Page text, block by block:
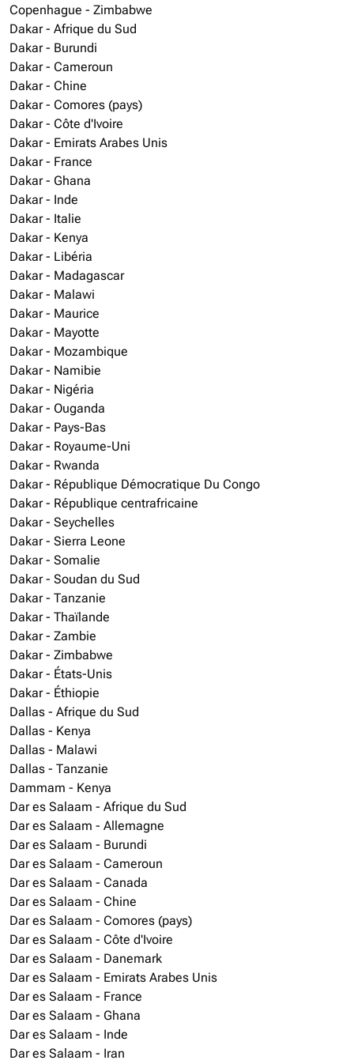
Copenhague - Zimbabwe
Dakar - Afrique du Sud
Dakar - Burundi
Dakar - Cameroun
Dakar - Chine
Dakar - Comores (pays)
Dakar - Côte d'Ivoire
Dakar - Emirats Arabes Unis
Dakar - France
Dakar - Ghana
Dakar - Inde
Dakar - Italie
Dakar - Kenya
Dakar - Libéria
Dakar - Madagascar
Dakar - Malawi
Dakar - Maurice
Dakar - Mayotte
Dakar - Mozambique
Dakar - Namibie
Dakar - Nigéria
Dakar - Ouganda
Dakar - Pays-Bas
Dakar - Royaume-Uni
Dakar - Rwanda
Dakar - République Démocratique Du Congo
Dakar - République centrafricaine
Dakar - Seychelles
Dakar - Sierra Leone
Dakar - Somalie
Dakar - Soudan du Sud
Dakar - Tanzanie
Dakar - Thaïlande
Dakar - Zambie
Dakar - Zimbabwe
Dakar - États-Unis
Dakar - Éthiopie
Dallas - Afrique du Sud
Dallas - Kenya
Dallas - Malawi
Dallas - Tanzanie
Dammam - Kenya
Dar es Salaam - Afrique du Sud
Dar es Salaam - Allemagne
Dar es Salaam - Burundi
Dar es Salaam - Cameroun
Dar es Salaam - Canada
Dar es Salaam - Chine
Dar es Salaam - Comores (pays)
Dar es Salaam - Côte d'Ivoire
Dar es Salaam - Danemark
Dar es Salaam - Emirats Arabes Unis
Dar es Salaam - France
Dar es Salaam - Ghana
Dar es Salaam - Inde
Dar es Salaam - Iran